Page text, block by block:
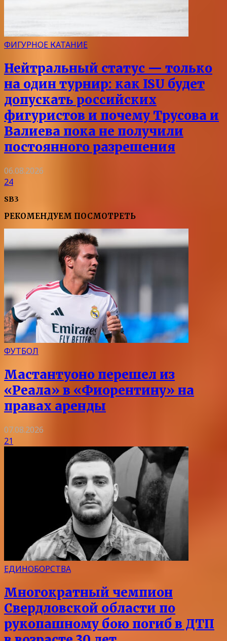
ФИГУРНОЕ КАТАНИЕ
Нейтральный статус — только
на один турнир: как ISU будет
допускать российских
фигуристов и почему Трусова и
Валиева пока не получили
постоянного разрешения
06.08.2026
24
SB3
РЕКОМЕНДУЕМ ПОСМОТРЕТЬ
ФУТБОЛ
Мастантуоно перешел из
«Реала» в «Фиорентину» на
правах аренды
07.08.2026
21
ЕДИНОБОРСТВА
Многократный чемпион
Свердловской области по
рукопашному бою погиб в ДТП